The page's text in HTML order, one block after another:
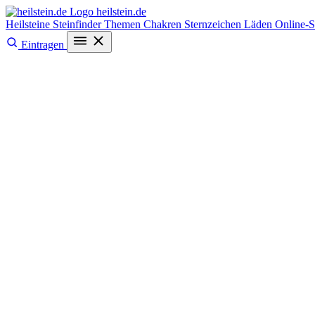
heilstein.de
Heilsteine SteinfinderThemen Chakren Sternzeichen Läden Online-
Eintragen